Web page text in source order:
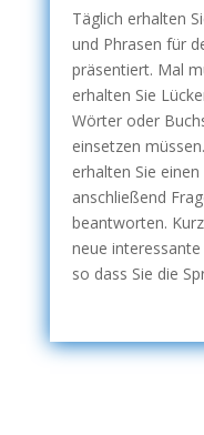
Täglich erhalten
und Phrasen für
präsentiert. Mal
erhalten Sie
Wörter oder
einsetzen
erhalten Sie
anschließend
beantworten.
neue
so dass Sie die